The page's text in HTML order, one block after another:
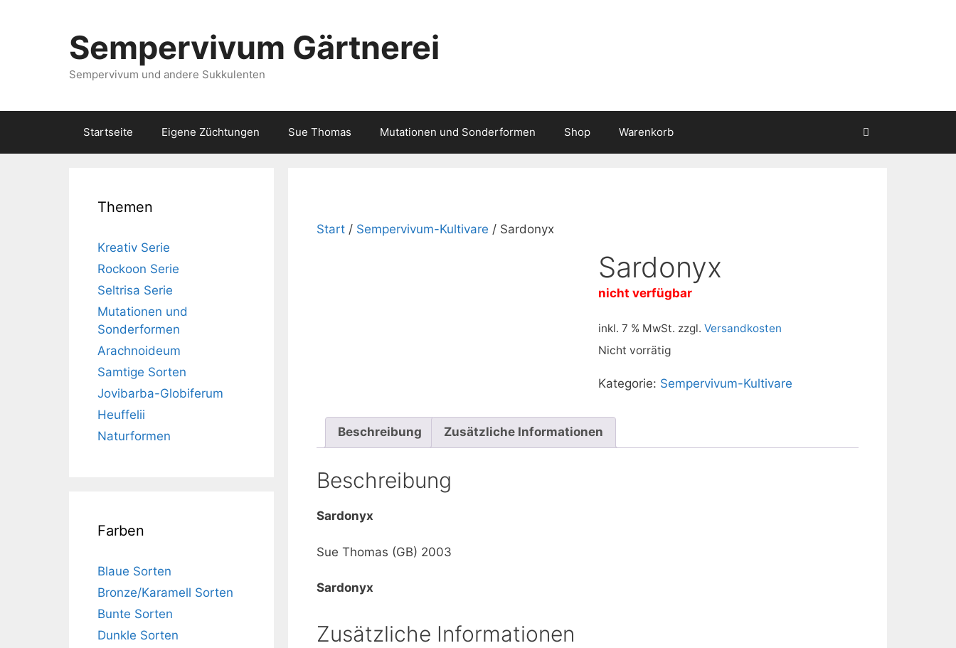
Sempervivum Gärtnerei
Sempervivum und andere Sukkulenten
Startseite Eigene Züchtungen Sue Thomas Mutationen und Sonderformen Shop Warenkorb
Start/ Sempervivum-Kultivare / Sardonyx
Sardonyx
nicht verfügbar
inkl. 7 % MwSt. zzgl. Versandkosten
Nicht vorrätig
Kategorie: Sempervivum-Kultivare
Beschreibung Zusätzliche Informationen
Beschreibung
Sardonyx
Sue Thomas (GB) 2003
Sardonyx
Zusätzliche Informationen
Themen
Kreativ Serie
Rockoon Serie
Seltrisa Serie
Mutationen und
Sonderformen
Arachnoideum
Samtige Sorten
Jovibarba-Globiferum
Heuffelii
Naturformen
Farben
Blaue Sorten
Bronze/Karamell Sorten
Bunte Sorten
Dunkle Sorten